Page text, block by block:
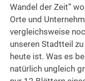
Wandel der Zeit”
Orte und
vergleichsweise
unseren Stadtteil
heute ist. Was es
natürlich ungleich